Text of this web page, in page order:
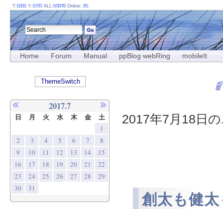
Home Forum Manual ppBlog webRing mobileIt
2017年7月18日
創太も健
T: Y: ALL: Online:
ThemeSwitch
2017.7
日 月 火 水 木 金 土
1
2
3 4 5 6 7
8
9
10 11 12 13 14
15
16
17 18 19 20 21
22
23
24 25 26 27 28
29
30
31